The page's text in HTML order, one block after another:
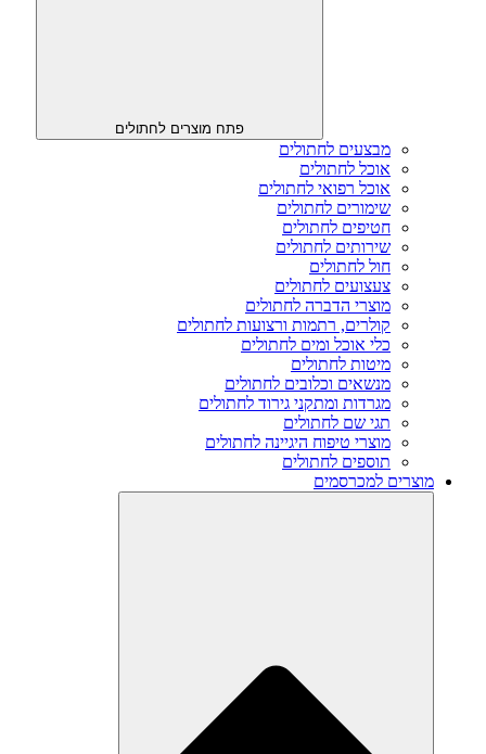
פתח מוצרים לחתולים
מבצעים לחתולים
אוכל לחתולים
אוכל רפואי לחתולים
שימורים לחתולים
חטיפים לחתולים
שירותים לחתולים
חול לחתולים
צעצועים לחתולים
מוצרי הדברה לחתולים
קולרים, רתמות ורצועות לחתולים
כלי אוכל ומים לחתולים
מיטות לחתולים
מנשאים וכלובים לחתולים
מגרדות ומתקני גירוד לחתולים
תגי שם לחתולים
מוצרי טיפוח היגיינה לחתולים
תוספים לחתולים
מוצרים למכרסמים